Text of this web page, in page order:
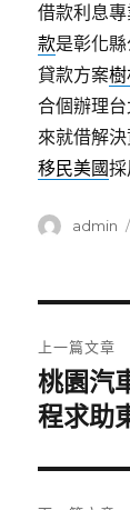
借款利息
款是彰化
貸款方案
合個辦理
來就借解
移民美國
作
admin
章
導
覽
上一篇文章
上
一
文
章:
桃園汽
程求助